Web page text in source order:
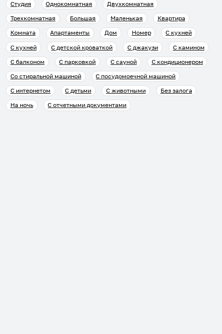
Студия Однокомнатная
Двухкомнатная
Трехкомнатная
Большая Маленькая
Квартира
Комната
Апартаменты Дом Номер
С кухней
С кухней
С детской кроваткой С джакузи
С камином
С балконом
С парковкой С сауной
С кондиционером
Со стиральной машиной
С посудомоечной машиной
С интернетом
С детьми С животными
Без залога
На ночь
С отчетными документами